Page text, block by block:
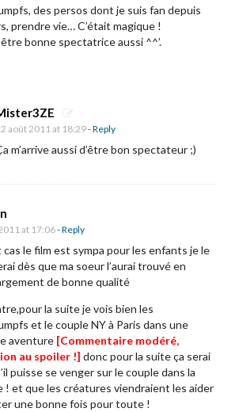
des persos dont je suis fan depuis
prendre vie… C’était magique !
être bonne spectatrice aussi ^^’.
août 2011 at 18:29- Reply
m’arrive aussi d’être bon spectateur ;)
at 17:06- Reply
le film est sympa pour les enfants je le
dès que ma soeur l’aurai trouvé en
de bonne qualité
la suite je vois bien les
et le couple NY à Paris dans une
aventure [Commentaire modéré,
au spoiler !] donc pour la suite ça serai
puisse se venger sur le couple dans la
! et que les créatures viendraient les aider
une bonne fois pour toute !